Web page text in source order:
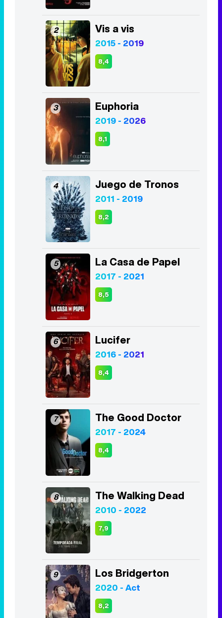
2 Vis a vis
2015 - 2019
8,4
3 Euphoria
2019 - 2026
8,1
4 Juego de Tronos
2011 - 2019
8,2
5 La Casa de Papel
2017 - 2021
8,5
6 Lucifer
2016 - 2021
8,4
7 The Good Doctor
2017 - 2024
8,4
8 The Walking Dead
2010 - 2022
7,9
9 Los Bridgerton
2020 - Act
8,2